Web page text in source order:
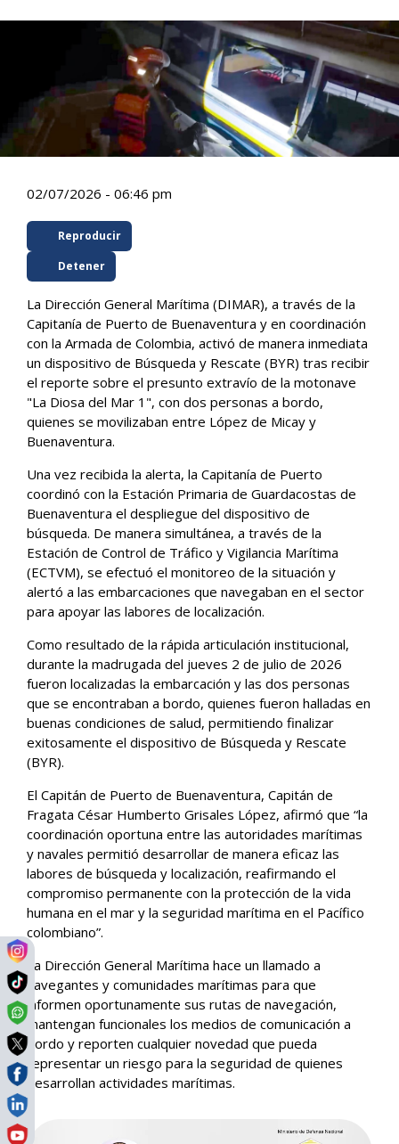
02/07/2026 - 06:46 pm
Reproducir
Detener
La Dirección General Marítima (DIMAR), a través de la
Capitanía de Puerto de Buenaventura y en coordinación
con la Armada de Colombia, activó de manera inmediata
un dispositivo de Búsqueda y Rescate (BYR) tras recibir
el reporte sobre el presunto extravío de la motonave
"La Diosa del Mar 1", con dos personas a bordo,
quienes se movilizaban entre López de Micay y
Buenaventura.
Una vez recibida la alerta, la Capitanía de Puerto
coordinó con la Estación Primaria de Guardacostas de
Buenaventura el despliegue del dispositivo de
búsqueda. De manera simultánea, a través de la
Estación de Control de Tráfico y Vigilancia Marítima
(ECTVM), se efectuó el monitoreo de la situación y
alertó a las embarcaciones que navegaban en el sector
para apoyar las labores de localización.
Como resultado de la rápida articulación institucional,
durante la madrugada del jueves 2 de julio de 2026
fueron localizadas la embarcación y las dos personas
que se encontraban a bordo, quienes fueron halladas en
buenas condiciones de salud, permitiendo finalizar
exitosamente el dispositivo de Búsqueda y Rescate
(BYR).
El Capitán de Puerto de Buenaventura, Capitán de
Fragata César Humberto Grisales López, afirmó que “la
coordinación oportuna entre las autoridades marítimas
y navales permitió desarrollar de manera eficaz las
labores de búsqueda y localización, reafirmando el
compromiso permanente con la protección de la vida
humana en el mar y la seguridad marítima en el Pacífico
colombiano”.
La Dirección General Marítima hace un llamado a
navegantes y comunidades marítimas para que
informen oportunamente sus rutas de navegación,
mantengan funcionales los medios de comunicación a
bordo y reporten cualquier novedad que pueda
representar un riesgo para la seguridad de quienes
desarrollan actividades marítimas.